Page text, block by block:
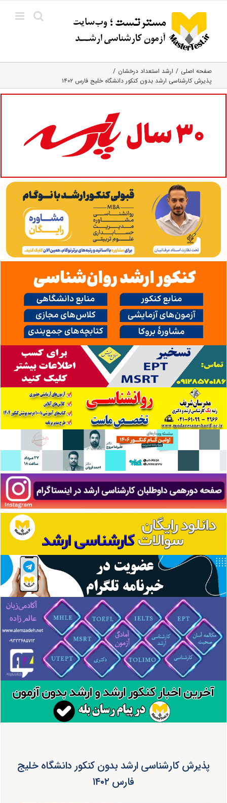
content
صفحه اصلی
ارشد استعداد درخشان
پذیرش کارشناسی ارشد بدون کنکور دانشگاه خلیج فارس ۱۴۰۲
پذیرش کارشناسی ارشد بدون کنکور دانشگاه خلیج
فارس ۱۴۰۲